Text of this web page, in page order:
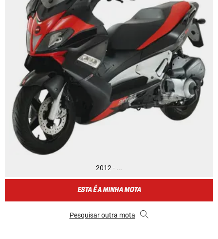
2012 - ...
ESTA É A MINHA MOTA
Pesquisar outra mota